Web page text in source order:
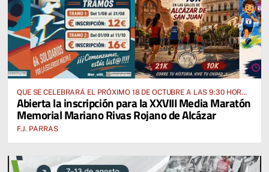
QUE SE CELEBRARÁ EL PRÓXIMO 18 DE OCTUBRE A LAS 9:30 HORAS
DESDE EL PABELLÓN VICENTE PANIAGUA
Abierta la inscripción para la XXVIII Media Maratón
Memorial Mariano Rivas Rojano de Alcázar
F.J. PARRAS